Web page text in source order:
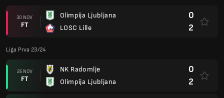
30 NOV
FT
Olimpija Ljubljana
LOSC Lille
0
2
Liga Prva 23/24
25 NOV
FT
NK Radomlje
Olimpija Ljubljana
0
2